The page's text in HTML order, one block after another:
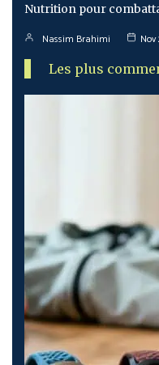
Nutrition pour
Nassim Brahimi Nov
Les plus